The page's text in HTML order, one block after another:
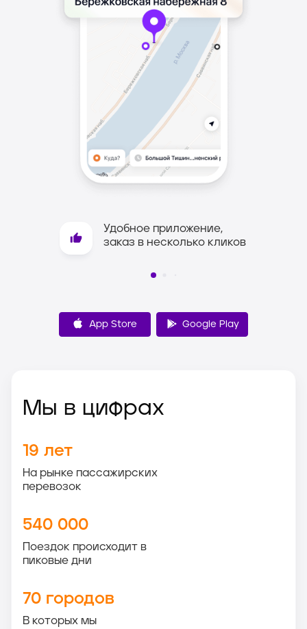
Закажите доставку
ваших посылок
Удобное приложение,
заказ в несколько кликов
App Store Google Play
Мы в цифрах
19 лет
На рынке пассажирских
перевозок
540 000
Поездок происходит в
пиковые дни
70 городов
В которых мы